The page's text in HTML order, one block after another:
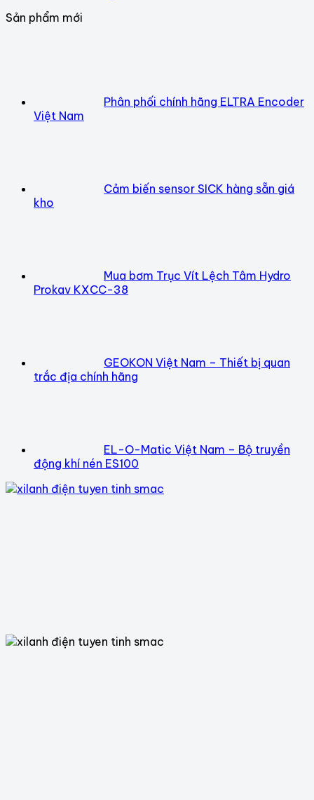
Sản phẩm mới
Phân phối chính hãng ELTRA Encoder
Việt Nam
Cảm biến sensor SICK hàng sẵn giá
kho
Mua bơm Trục Vít Lệch Tâm Hydro
Prokav KXCC-38
GEOKON Việt Nam – Thiết bị quan
trắc địa chính hãng
EL-O-Matic Việt Nam – Bộ truyền
động khí nén ES100